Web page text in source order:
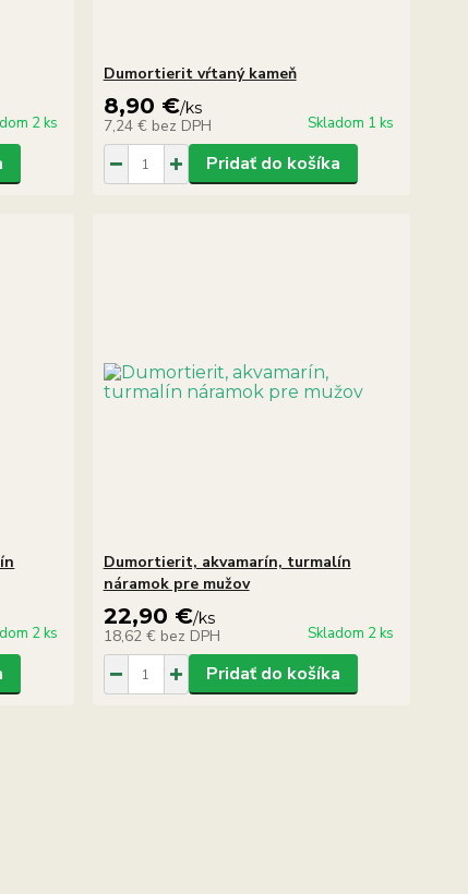
2 ks
Dumortierit vŕtaný kameň
8,90 €/ks
7,24 € bez DPH Skladom 1 ks
Pridať do košíka
2 ks
Dumortierit, akvamarín, turmalín
náramok pre mužov
22,90 €/ks
18,62 € bez DPH Skladom 2 ks
Pridať do košíka